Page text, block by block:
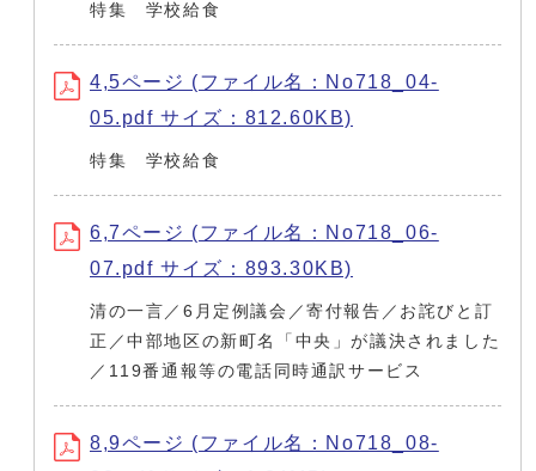
特集 学校給食
4,5ページ (ファイル名：No718_04-
05.pdf サイズ：812.60KB)
特集 学校給食
6,7ページ (ファイル名：No718_06-
07.pdf サイズ：893.30KB)
清の一言／6月定例議会／寄付報告／お詫びと訂
正／中部地区の新町名「中央」が議決されました
／119番通報等の電話同時通訳サービス
8,9ページ (ファイル名：No718_08-